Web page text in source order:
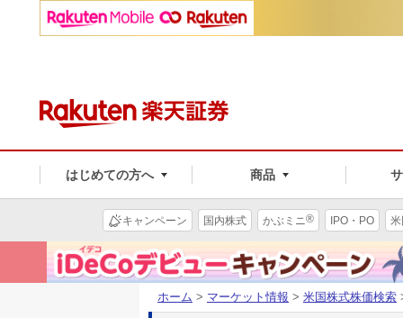
はじめての方へ 商品
キャンペーン 国内株式 かぶミニ® IPO・PO
ホーム > マーケット情報 > 米国株式株価検索